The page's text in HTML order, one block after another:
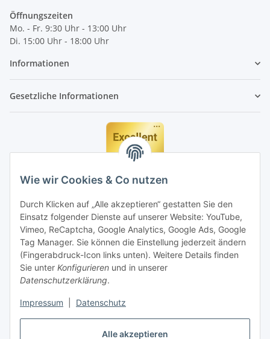
Alle akzeptieren
Wie wir Cookies & Co nutzen
Durch Klicken auf „Alle akzeptieren“ gestatten Sie den
Einsatz folgender Dienste auf unserer Website: YouTube,
Vimeo, ReCaptcha, Google Analytics, Google Ads, Google
Tag Manager. Sie können die Einstellung jederzeit ändern
(Fingerabdruck-Icon links unten). Weitere Details finden
Sie unter Konfigurieren und in unserer
Datenschutzerklärung.
Impressum Datenschutz
Öffnungszeiten
Mo. - Fr. 9:30 Uhr - 13:00 Uhr
Di. 15:00 Uhr - 18:00 Uhr
Informationen
Gesetzliche Informationen